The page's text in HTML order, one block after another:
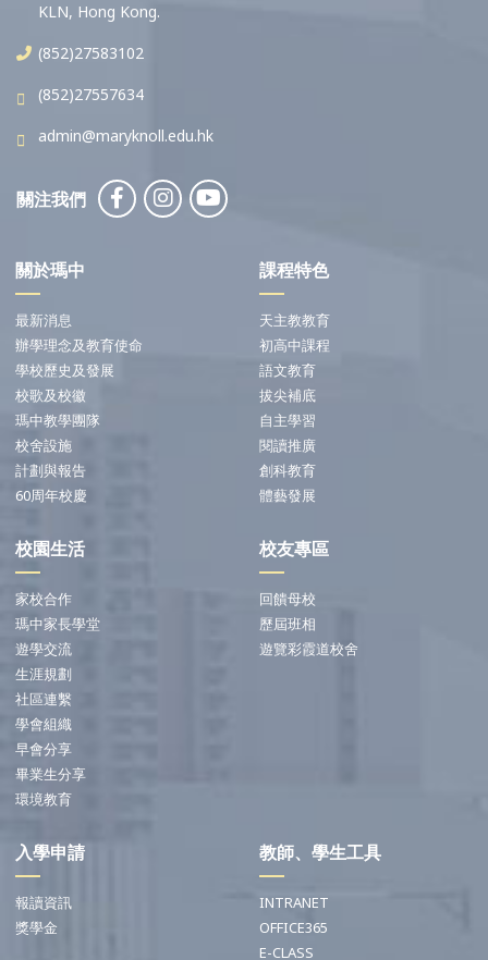
KLN, Hong Kong.
(852)27583102
(852)27557634
admin@maryknoll.edu.hk
關注我們
關於瑪中
最新消息
辦學理念及教育使命
學校歷史及發展
校歌及校徽
瑪中教學團隊
校舍設施
計劃與報告
60周年校慶
課程特色
天主教教育
初高中課程
語文教育
拔尖補底
自主學習
閱讀推廣
創科教育
體藝發展
校園生活
家校合作
瑪中家長學堂
遊學交流
生涯規劃
社區連繫
學會組織
早會分享
畢業生分享
環境教育
校友專區
回饋母校
歷屆班相
遊覽彩霞道校舍
入學申請
報讀資訊
獎學金
教師、學生工具
INTRANET
OFFICE365
E-CLASS